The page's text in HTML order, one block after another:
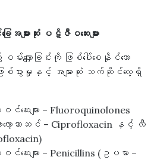
အများဆုံး ပဋိဇီဝဆေးများ
မ်းလျှောခြင်းကို ဖြစ်ပေါ်စေနိုင်သော
ြစ်ပွားမှုနှင့် အများဆုံး သက်ဆိုင်လေ့ရှိ
းများ – Fluoroquinolones
ာ့ဆာဆင် – Ciprofloxacin နှင့် လီ
များ – Penicillins (ဥပမာ –